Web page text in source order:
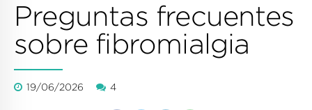
Preguntas frecuentes
sobre fibromialgia
19/06/2026 4